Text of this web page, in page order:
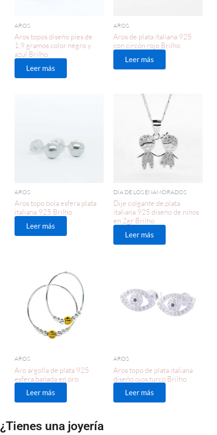
AROS
Aros topos diseño pies de
1,9 gramos color negro y
azul Brilho
Leer más
AROS
Aros de plata italiana 925
con circón rojo Brilho
Leer más
AROS
Aros topo bola esfera plata
italiana 925 Brilho
Leer más
DÍA DE LOS ENAMORADOS
Dije colgante de plata
italiana 925 diseño de niños
en 2gr Brilho
Leer más
AROS
Aro argolla de plata 925
esfera bañada en oro
Leer más
AROS
Aros topo de plata italiana
diseño ojos turco Brilho
Leer más
¿Tienes una joyería